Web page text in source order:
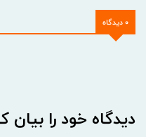
0 دیدگاه
دیدگاه خود را بیان